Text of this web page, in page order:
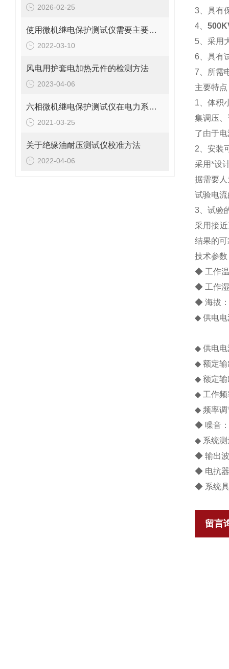
2026-02-25
使用微机继电保护测试仪需要主要哪些问题
2022-03-10
风电用护套电加热元件的检测方法
2023-04-06
六相微机继电保护测试仪在电力系统中的应用范围有哪些？
2021-03-25
关于绝缘油耐压测试仪校准方法
2022-04-06
3、具有
4、
5、采用
6、具有
7、所需
主要特点
1、体积
集调压
了由于
2、安装
采用*设
据需要
试验电
3、试验
采用接
结果的
技术参数
◆ 工作
◆ 工作
◆ 海拔
◆ 供电电
◆ 供电电
◆ 额定输
◆ 额定输
◆ 工作频
◆ 频率
◆ 噪音
◆ 系统测
◆ 输出波
◆ 电抗
◆ 系统具
留言